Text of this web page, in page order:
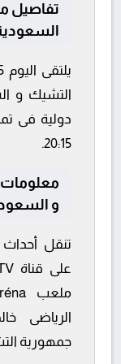
تفاصيل
التشيك و
20:15.
معلومات
و السعودية
تنقل أحداث
الرياضى
جمهورية